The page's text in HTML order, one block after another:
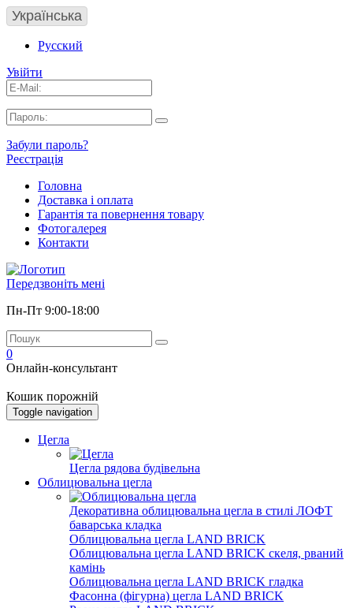
Українська
Русский
Увійти
Забули пароль?
Реєстрація
Головна
Доставка і оплата
Гарантія та повернення товару
Фотогалерея
Контакти
Передзвоніть мені
Пн-Пт 9:00-18:00
0
Онлайн-консультант
Кошик порожній
Toggle navigation
Цегла
Цегла рядова будівельна
Облицювальна цегла
Декоративна облицювальна цегла в стилі ЛОФТ
баварська кладка
Облицювальна цегла LAND BRICK
Облицювальна цегла LAND BRICK скеля, рваний
камінь
Облицювальна цегла LAND BRICK гладка
Фасонна (фігурна) цегла LAND BRICK